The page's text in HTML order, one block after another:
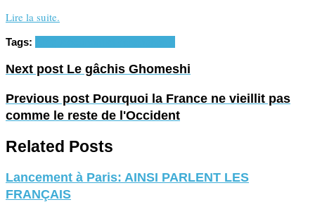
Lire la suite.
Tags:
Next post Le gâchis Ghomeshi
Previous post Pourquoi la France ne vieillit pas
comme le reste de l'Occident
Related Posts
Lancement à Paris: AINSI PARLENT LES
FRANÇAIS